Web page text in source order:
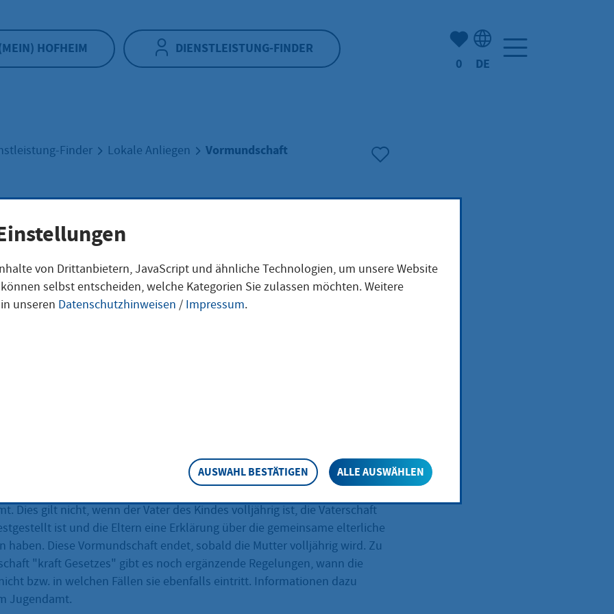
HOFHEIM DIENSTLEISTUNG-FINDER
Anzahl der gemerkten
0 DE
Finder Lokale Anliegen Vormundschaft
sich nicht ausreichend um die Angelegenheiten Ihres Kindes
Eltern versterben bzw., sofern nur ein Elternteil
werden kann, wer die Eltern eines Kindes sind.
eine bestimmte Person, ein Verein oder das örtliche Jugendamt
Dies gilt nicht, wenn der Vater des Kindes volljährig ist, die Vaterschaft
ist und die Eltern eine Erklärung über die gemeinsame elterliche
haben. Diese Vormundschaft endet, sobald die Mutter volljährig wird. Zu
"kraft Gesetzes" gibt es noch ergänzende Regelungen, wann die
bzw. in welchen Fällen sie ebenfalls eintritt. Informationen dazu
Jugendamt.
von Drittanbietern, JavaScript und ähnliche Technologien, um unsere Website
selbst entscheiden, welche Kategorien Sie zulassen möchten. Weitere
unseren Datenschutzhinweisen / Impressum.
AUSWAHL BESTÄTIGEN ALLE AUSWÄHLEN